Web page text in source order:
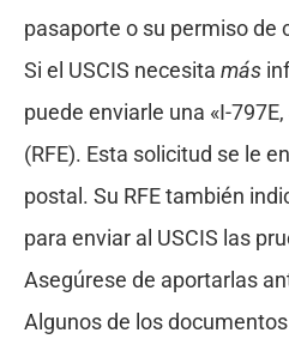
pasaporte o su permiso de
Si el USCIS necesita más
puede enviarle una «I-
(RFE). Esta solicitud se le
postal. Su RFE también
para enviar al USCIS las
Asegúrese de aportarlas
Algunos de los